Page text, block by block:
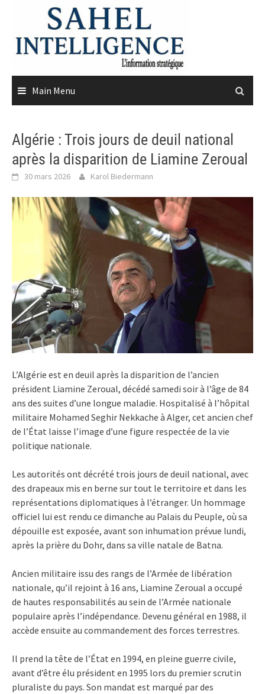
content
Main Menu
Algérie : Trois jours de deuil national
après la disparition de Liamine Zeroual
30 mars 2026 Karol Biedermann
L’Algérie est en deuil après la disparition de l’ancien
président Liamine Zeroual, décédé samedi soir à l’âge de 84
ans des suites d’une longue maladie. Hospitalisé à l’hôpital
militaire Mohamed Seghir Nekkache à Alger, cet ancien chef
de l’État laisse l’image d’une figure respectée de la vie
politique nationale.
Les autorités ont décrété trois jours de deuil national, avec
des drapeaux mis en berne sur tout le territoire et dans les
représentations diplomatiques à l’étranger. Un hommage
officiel lui est rendu ce dimanche au Palais du Peuple, où sa
dépouille est exposée, avant son inhumation prévue lundi,
après la prière du Dohr, dans sa ville natale de Batna.
Ancien militaire issu des rangs de l’Armée de libération
nationale, qu’il rejoint à 16 ans, Liamine Zeroual a occupé
de hautes responsabilités au sein de l’Armée nationale
populaire après l’indépendance. Devenu général en 1988, il
accède ensuite au commandement des forces terrestres.
Il prend la tête de l’État en 1994, en pleine guerre civile,
avant d’être élu président en 1995 lors du premier scrutin
pluraliste du pays. Son mandat est marqué par des